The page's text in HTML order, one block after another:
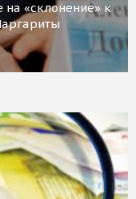
«склонение» к